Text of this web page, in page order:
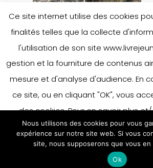
Ce site internet utilise des cookies
finalités telles que la collecte
l'utilisation de son site
gestion et la fourniture de contenus
mesure et d'analyse d'audience. En
ce site, ou en cliquant "OK", vous
des cookies. Pour en savoir plus
préférences en matière de cookies,
à notre politique sur les cookies.
En savoir plus
Nous utilisons des cookies pour vous
expérience sur notre site web. Si vous
site, nous supposerons que vous
Ok